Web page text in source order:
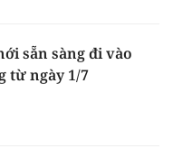
sẵn sàng đi vào
từ ngày 1/7